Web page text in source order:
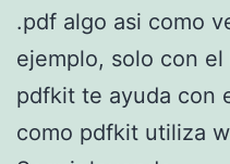
.pdf algo asi como
ejemplo, solo con
pdfkit te ayuda con
como pdfkit utiliza